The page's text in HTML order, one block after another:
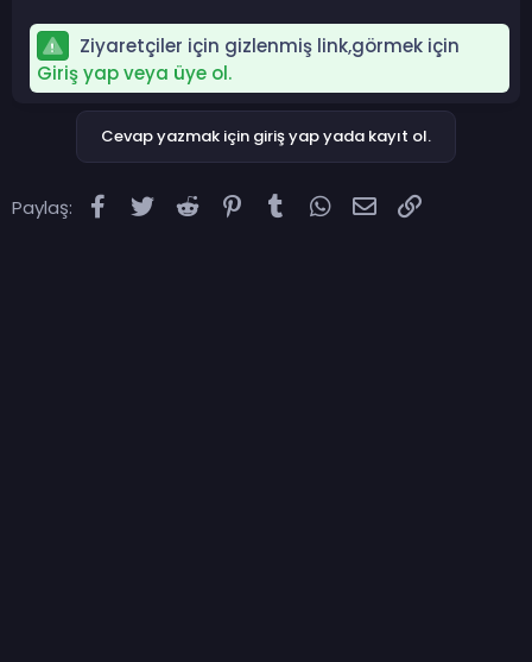
Ziyaretçiler için gizlenmiş link,görmek için
Giriş yap veya üye ol.
Cevap yazmak için giriş yap yada kayıt ol.
Paylaş: Facebook
Twitter Reddit Pinterest
Tumblr WhatsApp
E-posta